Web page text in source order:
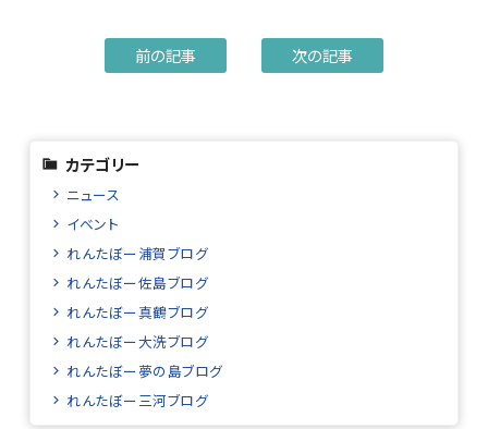
前の記事 次の記事
カテゴリー
ニュース
イベント
れんたぼー浦賀ブログ
れんたぼー佐島ブログ
れんたぼー真鶴ブログ
れんたぼー大洗ブログ
れんたぼー夢の島ブログ
れんたぼー三河ブログ